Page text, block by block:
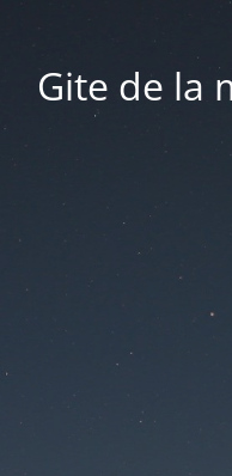
Gite de la